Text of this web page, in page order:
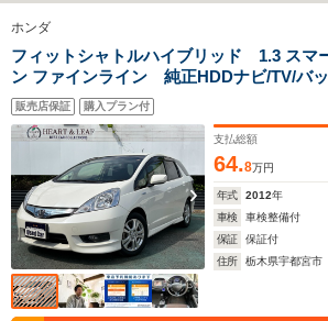
ホンダ
フィットシャトルハイブリッド 1.3 スマ
ン ファインライン 純正HDDナビ/TV/バッ
再生機能/CD録音機能/ハーフレザーシート/
ー/ディスチャージヘッドライト/フォグラ
ホイール/スマートキー/ETC/
販売店保証 購入プラン付
支払総額
64.8万円
年式 2012年
車検
車検整備付
保証
保証付
住所
栃木県宇都宮市